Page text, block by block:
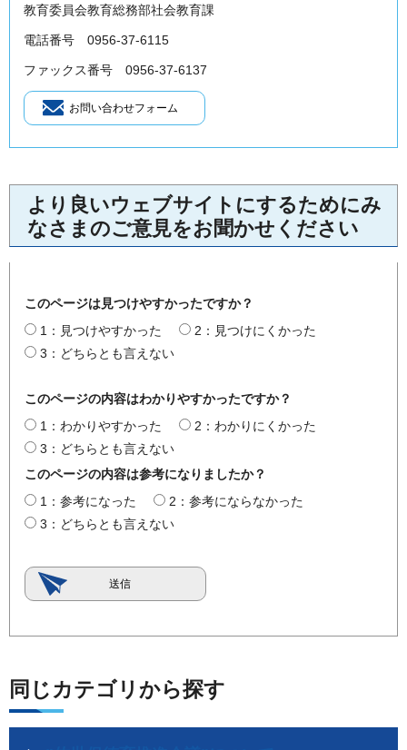
教育委員会教育総務部社会教育課
電話番号 0956-37-6115
ファックス番号 0956-37-6137
より良いウェブサイトにするためにみ
なさまのご意見をお聞かせください
このページは見つけやすかったですか？
1：見つけやすかった
2：見つけにくかった
3：どちらとも言えない
このページの内容はわかりやすかったですか？
1：わかりやすかった
2：わかりにくかった
3：どちらとも言えない
このページの内容は参考になりましたか？
1：参考になった
2：参考にならなかった
3：どちらとも言えない
同じカテゴリから探す